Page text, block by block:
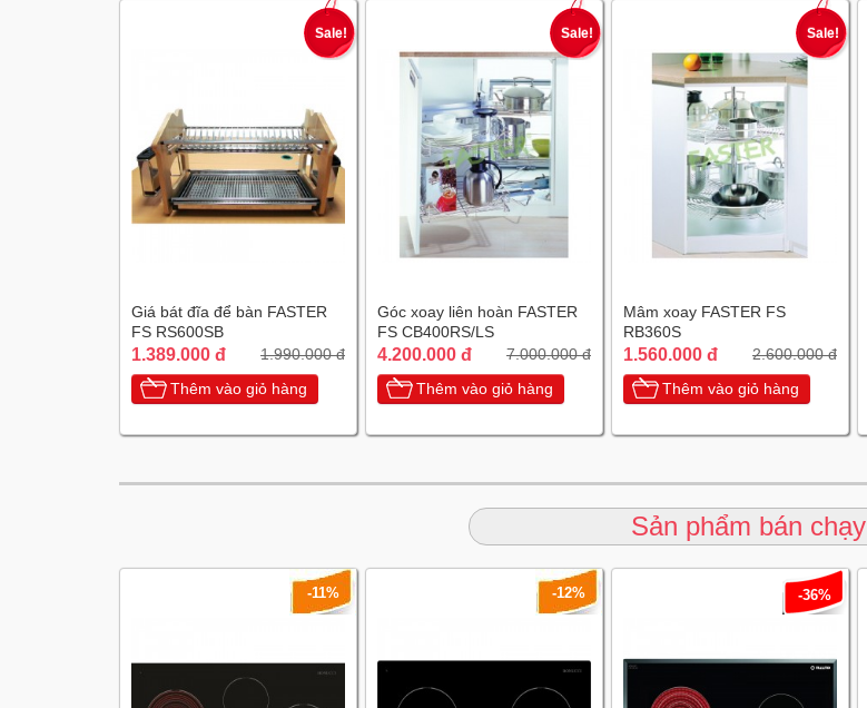
Sale!
Giá bát đĩa để bàn FASTER
FS RS600SB
1.389.000 đ 1.990.000 đ
Thêm vào giỏ hàng
Sale!
Góc xoay liên hoàn FASTER
FS CB400RS/LS
4.200.000 đ 7.000.000 đ
Thêm vào giỏ hàng
Sale!
Mâm xoay FASTER FS
RB360S
1.560.000 đ 2.600.000 đ
Thêm vào giỏ hàng
Sản phẩm bán chạy
-11% -12% -36%